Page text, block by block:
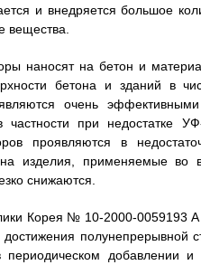
и внедряется большое
вещества.
наносят на бетон и
бетона и зданий в
являются очень
частности при недостатке
проявляются в
на изделия, применяемые во
снижаются.
Корея № 10-2000-0059193
полунепрерывной
периодическом добавлении